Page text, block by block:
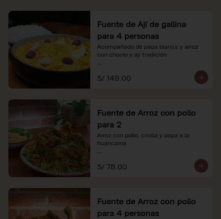
Fuente de Ají de gallina
para 4 personas
Acompañado de papa blanca y arroz
con choclo y ají tradición
*Nuestros precios están expresados en
soles e incluyen impuestos de ley y
S/ 149.00
Fuente de Arroz con pollo
para 2
Arroz con pollo, criolla y papa a la
huancaína
*Nuestros precios están expresados en
soles e incluyen impuestos de ley y
S/ 78.00
Fuente de Arroz con pollo
para 4 personas